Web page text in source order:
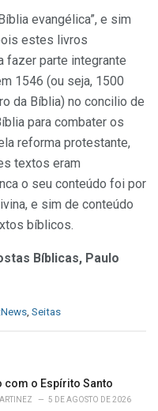
evangélica”, e sim
estes livros
fazer parte integrante
1546 (ou seja, 1500
da Bíblia) no concilio de
para combater os
reforma protestante,
textos eram
o seu conteúdo foi por
e sim de conteúdo
bíblicos.
Bíblicas, Paulo
, Seitas
com o Espírito Santo
5 DE AGOSTO DE 2026